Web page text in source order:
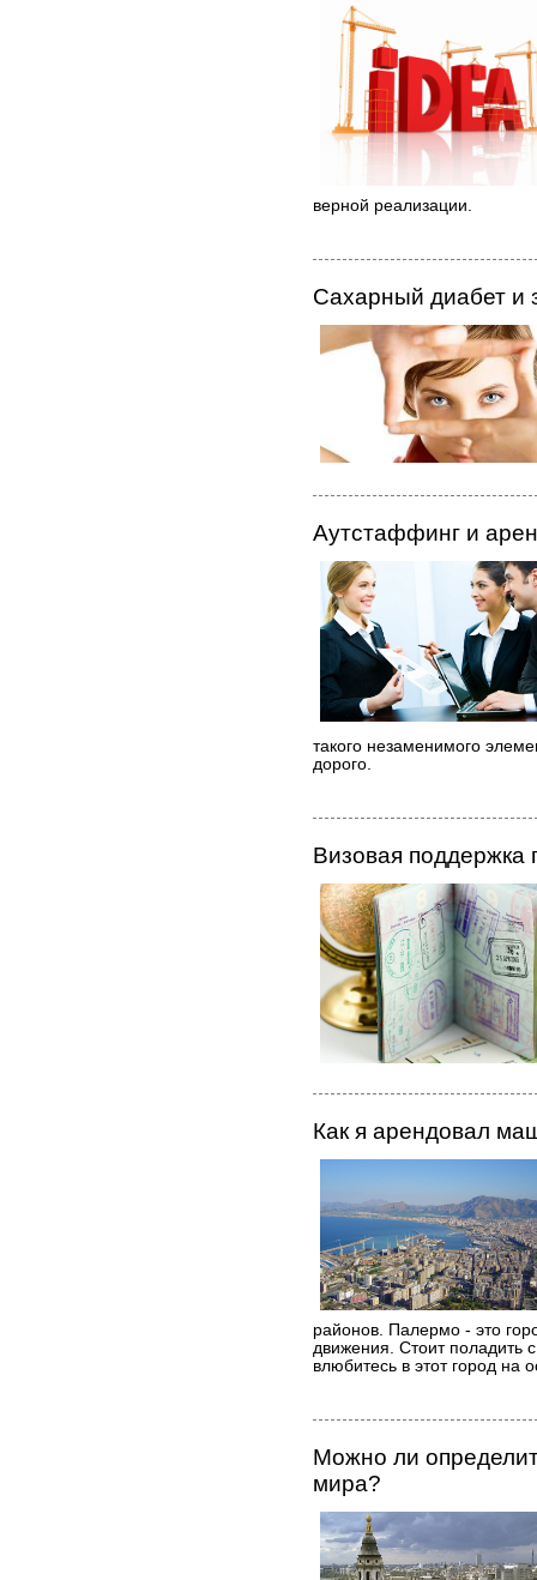
верной реализации.
Сахарный диабет и
Аутстаффинг и
такого незаменимого
дорого.
Визовая поддержка
Как я арендовал
районов. Палермо - это
движения. Стоит поладить
влюбитесь в этот город на
Можно ли
мира?